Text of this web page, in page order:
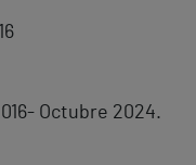
Octubre 2024.